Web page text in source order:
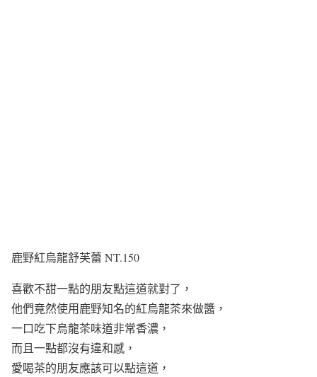
鹿野紅烏龍舒芙蕾 NT.150
喜歡不甜一點的朋友點這道就對了，
他們竟然使用鹿野知名的紅烏龍茶來做醬，
一口吃下烏龍茶味道非常香濃，
而且一點都沒有違和感，
愛喝茶的朋友應該可以點這道，